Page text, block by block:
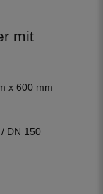
mit
x 600 mm
DN 150